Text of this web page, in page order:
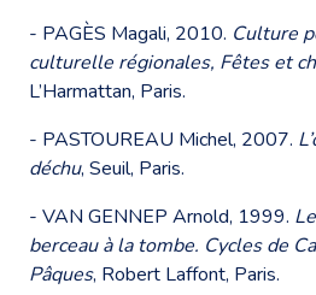
- PAGÈS Magali, 2010. Culture
culturelle régionales, Fêtes et
L’Harmattan, Paris.
- PASTOUREAU Michel, 2007.
déchu, Seuil, Paris.
- VAN GENNEP Arnold, 1999.
berceau à la tombe. Cycles de
Pâques, Robert Laffont, Paris.